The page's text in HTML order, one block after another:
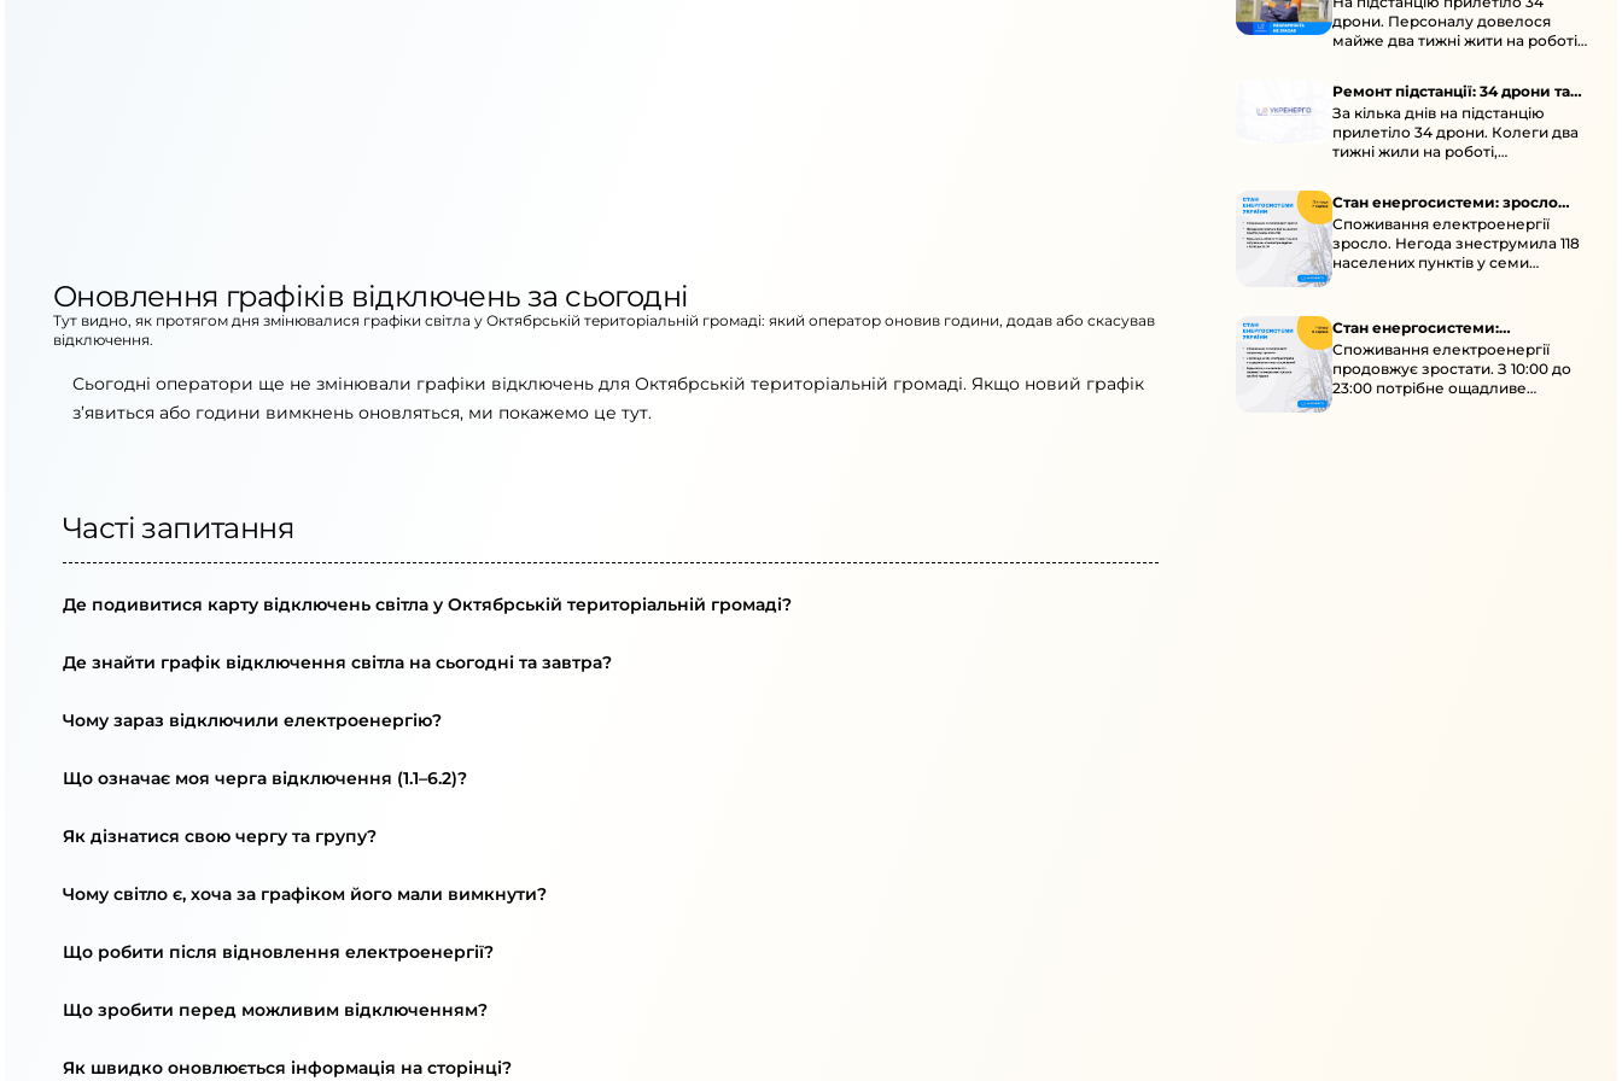
Оновлення графіків відключень за сьогодні
Тут видно, як протягом дня змінювалися графіки світла у Октябрській територіальній громаді: який оператор оновив години, додав або скасував
відключення.
Сьогодні оператори ще не змінювали графіки відключень для Октябрській територіальній громаді. Якщо новий графік
з’явиться або години вимкнень оновляться, ми покажемо це тут.
Часті запитання
Де подивитися карту відключень світла у Октябрській територіальній громаді?
Де знайти графік відключення світла на сьогодні та завтра?
Чому зараз відключили електроенергію?
Що означає моя черга відключення (1.1–6.2)?
Як дізнатися свою чергу та групу?
Чому світло є, хоча за графіком його мали вимкнути?
Що робити після відновлення електроенергії?
Що зробити перед можливим відключенням?
Як швидко оновлюється інформація на сторінці?
підстанції
дрони. Персоналу довелося
майже два тижні жити на роботі
Ремонт підстанції: 34 дрони та
окупація
За кілька днів на підстанцію
прилетіло 34 дрони. Колеги два
тижні жили на роботі,
Стан енергосистеми: зросло
споживання через негоду
Споживання електроенергії
зросло. Негода знеструмила 118
населених пунктів у семи
областях. Обмежте
електроприладами 10:00–23:00.
Стан енергосистеми:
споживання зростає
Споживання електроенергії
продовжує зростати. З 10:00 до
23:00 потрібне ощадливе
енергоспоживання, а